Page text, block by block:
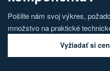
Pošlite nám svoj výkres,
množstvo na praktické
Vyžiadať si